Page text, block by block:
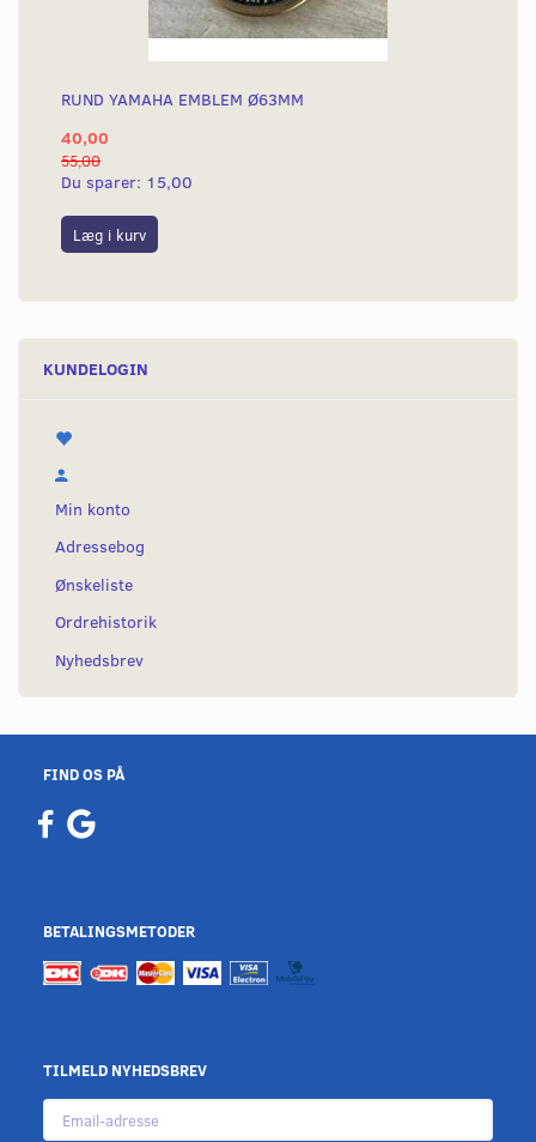
RUND YAMAHA EMBLEM Ø63MM
40,00
55,00
Du sparer: 15,00
Læg i kurv
KUNDELOGIN
Min konto
Adressebog
Ønskeliste
Ordrehistorik
Nyhedsbrev
FIND OS PÅ
BETALINGSMETODER
TILMELD NYHEDSBREV
Email-
adresse